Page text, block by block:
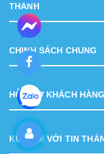
THÀNH
CHINH SÁCH CHUNG
HỖ TRỢ KHÁCH HÀNG
KẾT NỐI VỚI TIN